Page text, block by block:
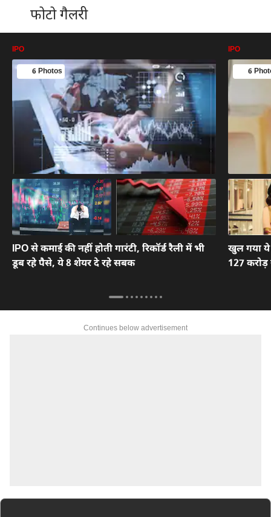
फोटो गैलरी
IPO
6 Photos
IPO से कमाई की नहीं होती गारंटी, रिकॉर्ड रैली में भी
डूब रहे पैसे, ये 8 शेयर दे रहे सबक
IPO
6
खुल गया ये
127 करोड़
Continues below advertisement